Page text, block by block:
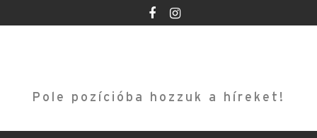
to
Pole pozícióba hozzuk a híreket!